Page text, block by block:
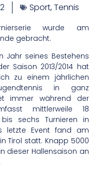
Sport,Tennis
wurde am
gebracht.
Jahr seines Bestehens
Saison 2013/2014 hat
zu einem jährlichen
in ganz
immer während der
mittlerweile 18
sechs Turnieren in
letzte Event fand am
Tirol statt. Knapp 5000
dieser Hallensaison an